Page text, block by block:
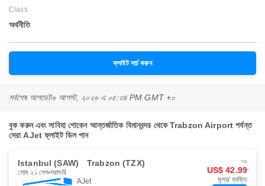
Class
অর্থনীতি
ফ্লাইট সার্চ করুন
সর্বশেষ আপডেট৬ আগস্ট, ২০২৬ এ ০৫:৩৪ PM GMT +০
বুক করুন এবং সাবিহা গোকেন আন্তর্জাতিক বিমানবন্দর থেকে Trabzon Airport পর্যন্ত
সেরা AJet ফ্লাইট ডিল পান
Istanbul (SAW) Trabzon (TZX)
সোম ২১ সেপ সরাসরি
AJet
শুরু
US$ 42.99
মূল্য/ ব্যক্তি